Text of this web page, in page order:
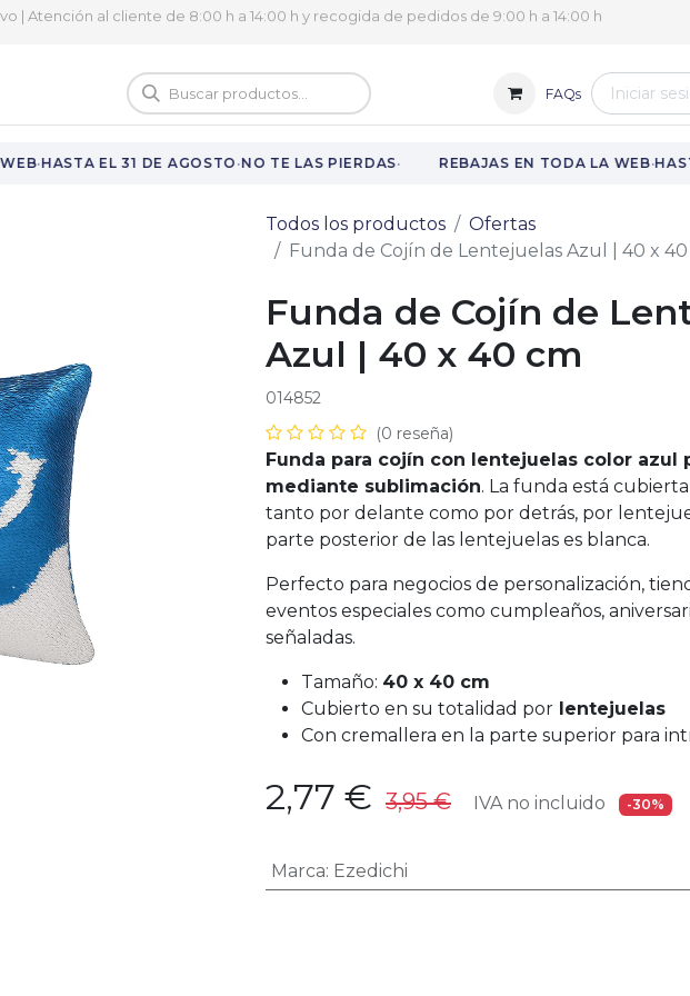
| Atención al cliente de 8:00 h a 14:00 h y recogida de pedidos de 9:00 h a 14:00 h
Vuelta al cole FAQs Iniciar
·HASTA EL 31 DE AGOSTO·NO TE LAS PIERDAS· REBAJAS EN TODA LA WEB·
Todos los productos
Ofertas
Funda de Cojín de Lentejuelas Azul | 40 x
Funda de Cojín de
Azul | 40 x 40 cm
014852
(0 reseña)
Funda para cojín con lentejuelas color azul
mediante sublimación. La funda está
tanto por delante como por detrás, por
parte posterior de las lentejuelas es blanca.
Perfecto para negocios de personalización,
eventos especiales como cumpleaños,
señaladas.
Tamaño: 40 x 40 cm
Cubierto en su totalidad por lentejuelas
Con cremallera en la parte superior para
2,77 € 3,95€ IVA no incluido -30%
Marca: Ezedichi